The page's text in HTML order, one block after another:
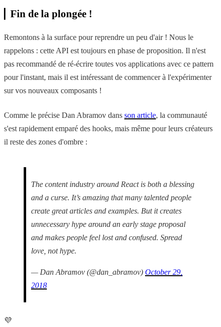
Fin de la plongée !
Remontons à la surface pour reprendre un peu d'air ! Nous le
rappelons : cette API est toujours en phase de proposition. Il n'est
pas recommandé de ré-écrire toutes vos applications avec ce pattern
pour l'instant, mais il est intéressant de commencer à l'expérimenter
sur vos nouveaux composants !
Comme le précise Dan Abramov dans son article, la communauté
s'est rapidement emparé des hooks, mais même pour leurs créateurs
il reste des zones d'ombre :
The content industry around React is both a blessing
and a curse. It’s amazing that many talented people
create great articles and examples. But it creates
unnecessary hype around an early stage proposal
and makes people feel lost and confused. Spread
love, not hype.
— Dan Abramov (@dan_abramov) October 29,
2018
💜